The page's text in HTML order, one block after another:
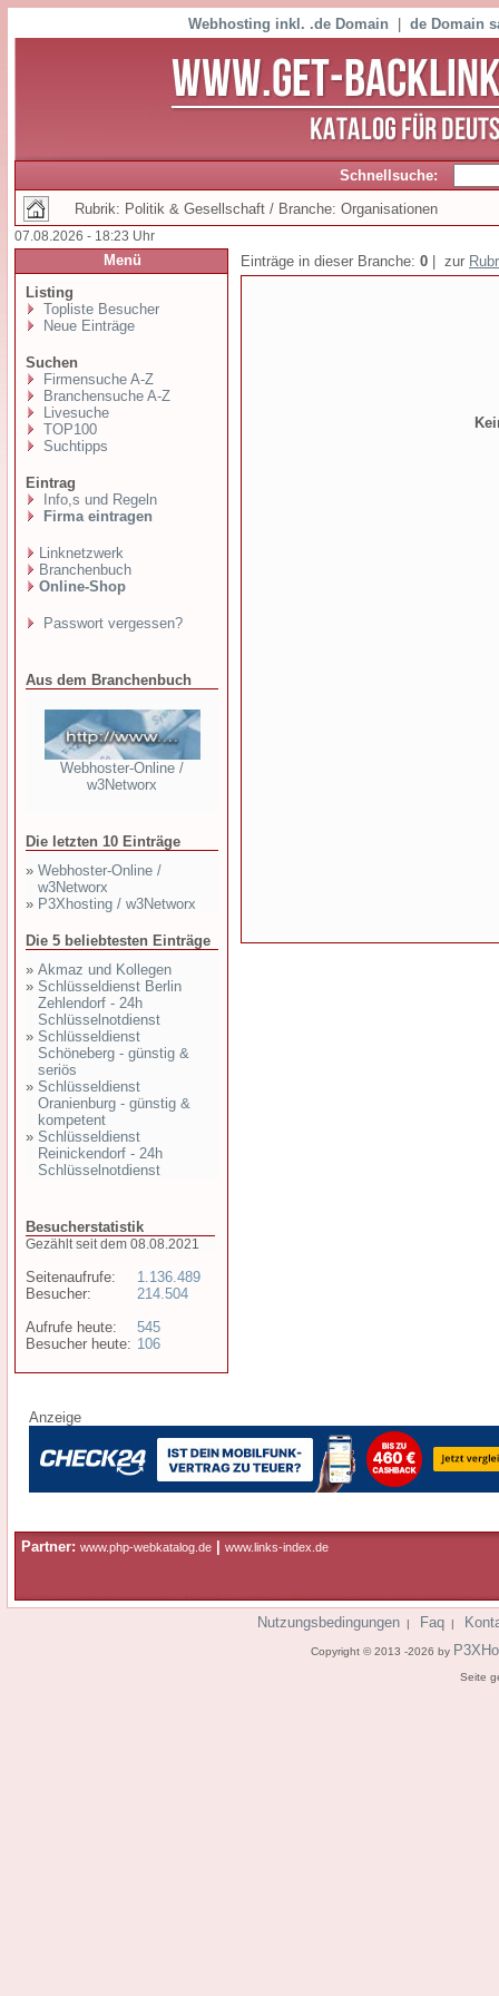
Webhosting inkl. .de Domain de Domain
Schnellsuche:
Rubrik: Politik & Gesellschaft / Branche: Organisationen
07.08.2026 - 18:23 Uhr
Menü
Listing
Topliste Besucher
Neue Einträge
Suchen
Firmensuche A-Z
Branchensuche A-Z
Livesuche
TOP100
Suchtipps
Eintrag
Info,s und Regeln
Firma eintragen
Linknetzwerk
Branchenbuch
Online-Shop
Passwort vergessen?
Aus dem Branchenbuch
Webhoster-Online /
w3Networx
Die letzten 10 Einträge
» Webhoster-Online /
w3Networx
» P3Xhosting / w3Networx
Die 5 beliebtesten Einträge
» Akmaz und Kollegen
» Schlüsseldienst Berlin
Zehlendorf - 24h
Schlüsselnotdienst
» Schlüsseldienst
Schöneberg - günstig &
seriös
» Schlüsseldienst
Oranienburg - günstig &
kompetent
» Schlüsseldienst
Reinickendorf - 24h
Schlüsselnotdienst
Besucherstatistik
Gezählt seit dem 08.08.2021
Seitenaufrufe:
Besucher:
Aufrufe heute:
Besucher heute:
1.136.489
214.504
545
106
Einträge in dieser Branche: 0 | zur
Anzeige
Partner: www.php-webkatalog.de www.links-index.de
Nutzungsbedingungen | Faq |
Copyright © 2013 -2026 by
Seite